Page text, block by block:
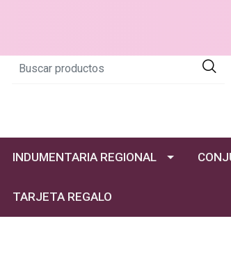
INDUMENTARIA REGIONAL
TARJETA REGALO